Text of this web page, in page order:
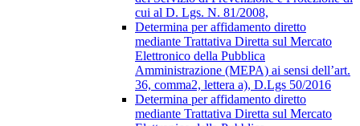
cui al D. Lgs. N. 81/2008,
Determina per affidamento diretto
mediante Trattativa Diretta sul Mercato
Elettronico della Pubblica
Amministrazione (MEPA) ai sensi dell’art.
36, comma2, lettera a), D.Lgs 50/2016
Determina per affidamento diretto
mediante Trattativa Diretta sul Mercato